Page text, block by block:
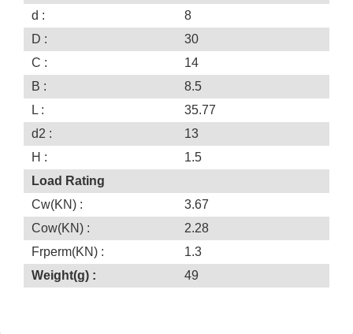
d :
8
D :
30
C :
14
B :
8.5
L :
35.77
d2 :
13
H :
1.5
Load Rating
Cw(KN) :
3.67
Cow(KN) :
2.28
Frperm(KN) :
1.3
Weight(g) :
49